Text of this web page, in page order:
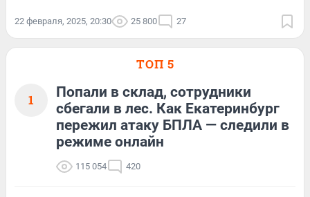
22 февраля, 2025, 20:30 25 800 27
ТОП 5
1
Попали в склад, сотрудники
сбегали в лес. Как Екатеринбург
пережил атаку БПЛА — следили в
режиме онлайн
115 054 420